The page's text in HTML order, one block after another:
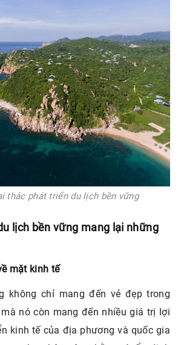
thác phát triển du lịch bền vững
lịch bền vững mang lại những
mặt kinh tế
không chỉ mang đến vẻ đẹp trong
nó còn mang đến nhiều giá trị lợi
kinh tế của địa phương và quốc gia